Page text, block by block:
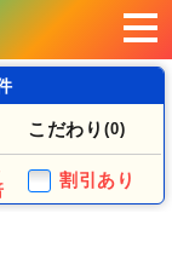
こだわり (0)
割引あり